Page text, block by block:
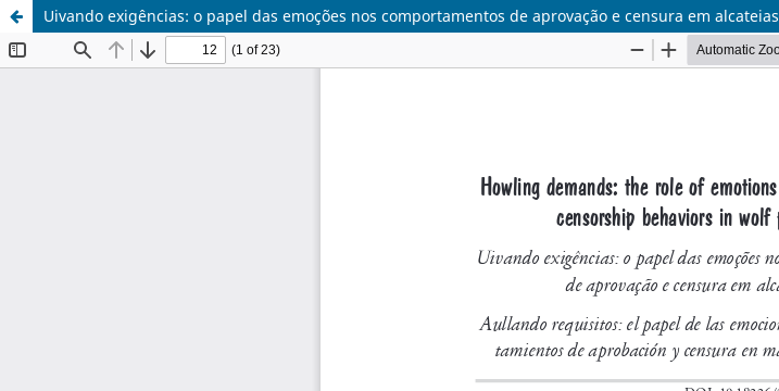
Uivando exigências: o papel das emoções nos comportamentos de aprovação e censura em alcateias